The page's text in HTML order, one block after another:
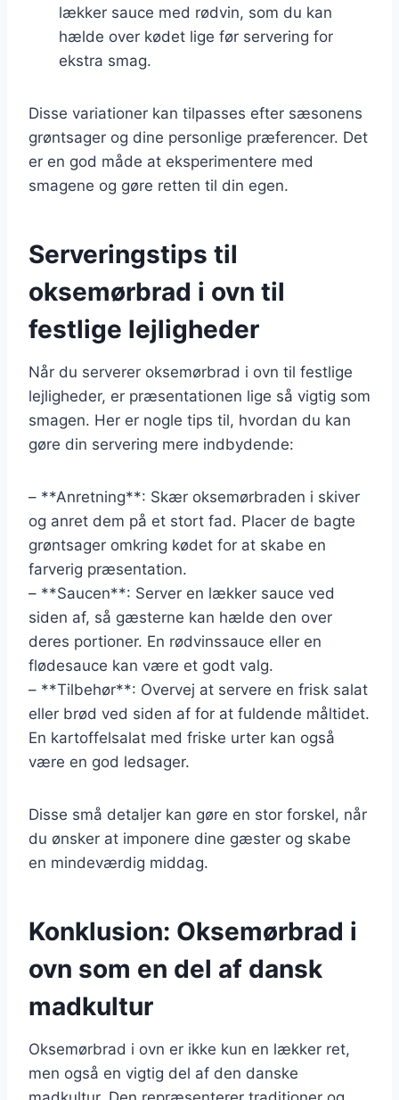
lækker sauce med rødvin, som du kan
hælde over kødet lige før servering for
ekstra smag.
Disse variationer kan tilpasses efter sæsonens
grøntsager og dine personlige præferencer. Det
er en god måde at eksperimentere med
smagene og gøre retten til din egen.
Serveringstips til
oksemørbrad i ovn til
festlige lejligheder
Når du serverer oksemørbrad i ovn til festlige
lejligheder, er præsentationen lige så vigtig som
smagen. Her er nogle tips til, hvordan du kan
gøre din servering mere indbydende:
– **Anretning**: Skær oksemørbraden i skiver
og anret dem på et stort fad. Placer de bagte
grøntsager omkring kødet for at skabe en
farverig præsentation.
– **Saucen**: Server en lækker sauce ved
siden af, så gæsterne kan hælde den over
deres portioner. En rødvinssauce eller en
flødesauce kan være et godt valg.
– **Tilbehør**: Overvej at servere en frisk salat
eller brød ved siden af for at fuldende måltidet.
En kartoffelsalat med friske urter kan også
være en god ledsager.
Disse små detaljer kan gøre en stor forskel, når
du ønsker at imponere dine gæster og skabe
en mindeværdig middag.
Konklusion: Oksemørbrad i
ovn som en del af dansk
madkultur
Oksemørbrad i ovn er ikke kun en lækker ret,
men også en vigtig del af den danske